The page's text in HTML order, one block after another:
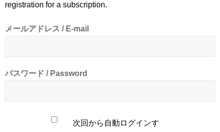
registration for a subscription.
メールアドレス / E-mail
パスワード / Password
次回から自動ログインす